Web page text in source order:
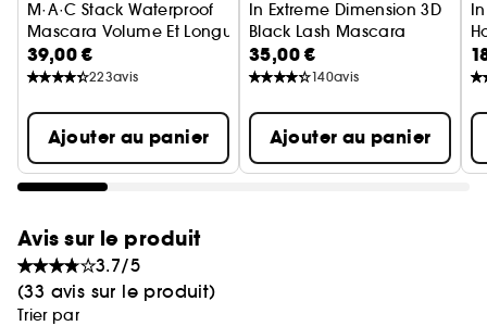
- Ne coule pas
- Waterproof et résistant aux larmes
- Résistant à la transpiration et à l'humidité
- Testé par des ophtalmologues
- Adapté aux porteurs de lentilles de contact
M·A·C Stack Waterproof
Mascara Volume Et Longueur Waterproof
39,00 €
223avis
Ajouter au panier
In Extreme Dimension 3D
Black Lash Mascara
Mascara 3D
35,00 €
140avis
Ajouter au panier
Avis sur le produit
3.7/5
(33 avis sur le produit)
Trier par